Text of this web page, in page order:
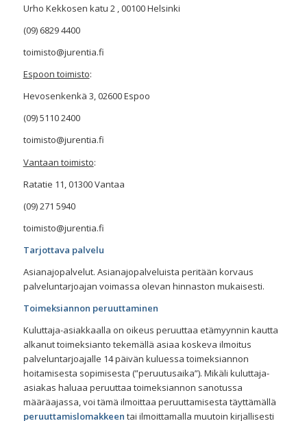
Urho Kekkosen katu 2 , 00100 Helsinki
(09) 6829 4400
toimisto@jurentia.fi
Espoon toimisto:
Hevosenkenkä 3, 02600 Espoo
(09) 5110 2400
toimisto@jurentia.fi
Vantaan toimisto:
Ratatie 11, 01300 Vantaa
(09) 271 5940
toimisto@jurentia.fi
Tarjottava palvelu
Asianajopalvelut. Asianajopalveluista peritään korvaus
palveluntarjoajan voimassa olevan hinnaston mukaisesti.
Toimeksiannon peruuttaminen
Kuluttaja-asiakkaalla on oikeus peruuttaa etämyynnin kautta
alkanut toimeksianto tekemällä asiaa koskeva ilmoitus
palveluntarjoajalle 14 päivän kuluessa toimeksiannon
hoitamisesta sopimisesta (”peruutusaika”). Mikäli kuluttaja-
asiakas haluaa peruuttaa toimeksiannon sanotussa
määräajassa, voi tämä ilmoittaa peruuttamisesta täyttämällä
peruuttamislomakkeen tai ilmoittamalla muutoin kirjallisesti